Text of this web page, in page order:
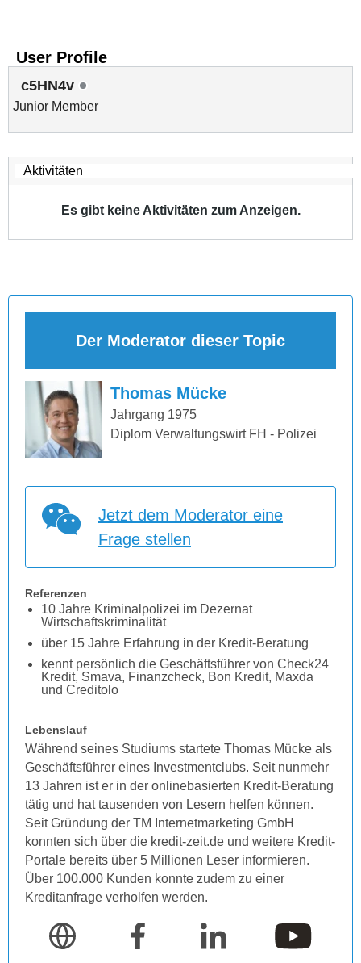
User Profile
c5HN4v
Junior Member
Es gibt keine Aktivitäten zum Anzeigen.
Der Moderator dieser Topic
Thomas Mücke
Jahrgang 1975
Diplom Verwaltungswirt FH - Polizei
Jetzt dem Moderator eine
Frage stellen
Referenzen
10 Jahre Kriminalpolizei im Dezernat
Wirtschaftskriminalität
über 15 Jahre Erfahrung in der Kredit-Beratung
kennt persönlich die Geschäftsführer von Check24
Kredit, Smava, Finanzcheck, Bon Kredit, Maxda
und Creditolo
Lebenslauf
Während seines Studiums startete Thomas Mücke als
Geschäftsführer eines Investmentclubs. Seit nunmehr
13 Jahren ist er in der onlinebasierten Kredit-Beratung
tätig und hat tausenden von Lesern helfen können.
Seit Gründung der TM Internetmarketing GmbH
konnten sich über die kredit-zeit.de und weitere Kredit-
Portale bereits über 5 Millionen Leser informieren.
Über 100.000 Kunden konnte zudem zu einer
Kreditanfrage verholfen werden.